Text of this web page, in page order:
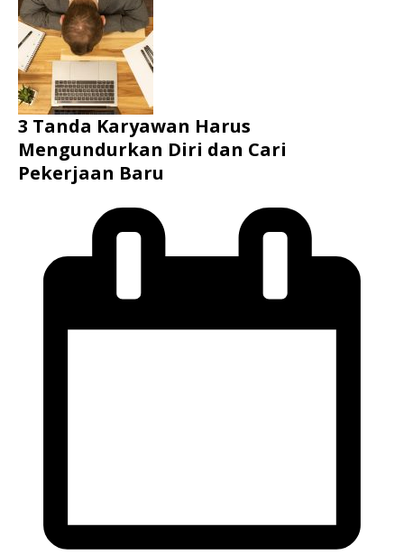
3 Tanda Karyawan Harus
Mengundurkan Diri dan Cari
Pekerjaan Baru